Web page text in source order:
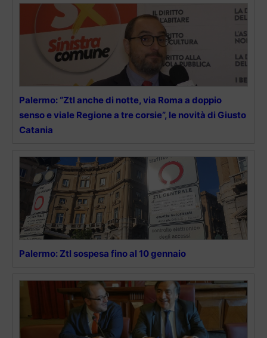
Palermo: “Ztl anche di notte, via Roma a doppio
senso e viale Regione a tre corsie”, le novità di Giusto
Catania
Palermo: Ztl sospesa fino al 10 gennaio